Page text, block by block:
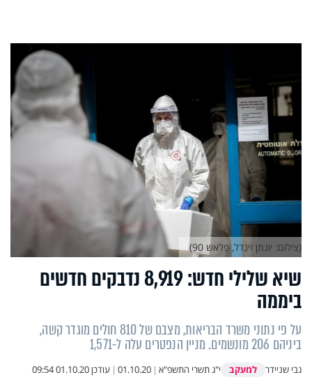
שיא שלילי חדש: 8,919 נדבקים חדשים
ביממה
על פי נתוני משרד הבריאות, מצבם של 810 חולים מוגדר קשה,
ביניהם 206 מונשמים. מניין הנפטרים עלה ל-1,571
גבי שניידר למעקב י"ג תשרי התשפ"א |
01.10.20
| עודכן01.10.20 09:54
(צילום: יונתן זינדל, פלאש 90)